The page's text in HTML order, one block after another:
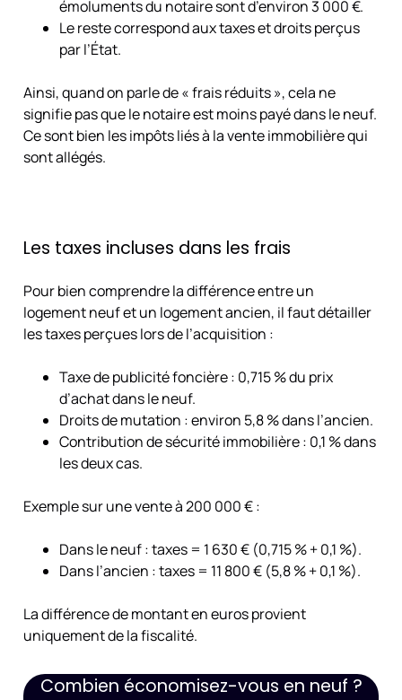
émoluments du notaire sont d’environ 3 000 €.
Le reste correspond aux taxes et droits perçus
par l’État.
Ainsi, quand on parle de « frais réduits », cela ne
signifie pas que le notaire est moins payé dans le neuf.
Ce sont bien les impôts liés à la vente immobilière qui
sont allégés.
Les taxes incluses dans les frais
Pour bien comprendre la différence entre un
logement neuf et un logement ancien, il faut détailler
les taxes perçues lors de l’acquisition :
Taxe de publicité foncière : 0,715 % du prix
d’achat dans le neuf.
Droits de mutation : environ 5,8 % dans l’ancien.
Contribution de sécurité immobilière : 0,1 % dans
les deux cas.
Exemple sur une vente à 200 000 € :
Dans le neuf : taxes = 1 630 € (0,715 % + 0,1 %).
Dans l’ancien : taxes = 11 800 € (5,8 % + 0,1 %).
La différence de montant en euros provient
uniquement de la fiscalité.
Combien économisez-vous en neuf ?